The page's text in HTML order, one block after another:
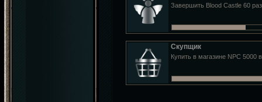
Завершить Blood Castle 60 раз
Скупщик
Купить в магазине NPC 5000